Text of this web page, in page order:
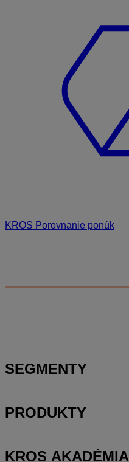
KROS Porovnanie ponúk
Nastavenie šanónov
SEGMENTY
PRODUKTY
KROS AKADÉMIA